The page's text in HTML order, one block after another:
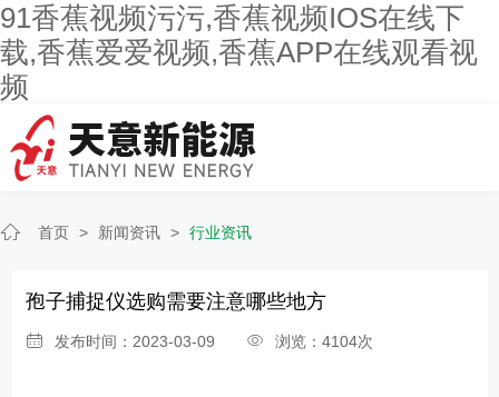
91香蕉视频污污,香蕉视频IOS在线下
载,香蕉爱爱视频,香蕉APP在线观看视
频
新闻资讯
联系91香蕉视频污污
首页 > 新闻资讯 > 行业资讯
孢子捕捉仪选购需要注意哪些地方
发布时间：2023-03-09 浏览：4104次